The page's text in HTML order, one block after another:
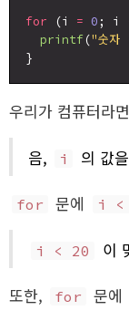
for (i = 0 ; i
printf ("숫
우리가 컴퓨터라
음, i 의 값
for 문에 i <
i < 20 이
또한, for 문에